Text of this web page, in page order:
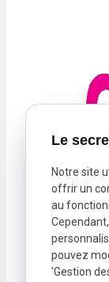
Le
Notre site
offrir un
au
pouvez
'Gestion